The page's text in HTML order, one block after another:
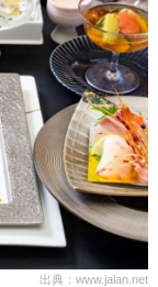
出典：www.jalan.net